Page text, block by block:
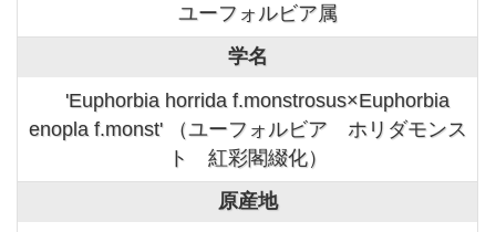
ユーフォルビア属
学名
'Euphorbia horrida f.monstrosus×Euphorbia
enopla f.monst' （ユーフォルビア ホリダモンス
ト 紅彩閣綴化）
原産地